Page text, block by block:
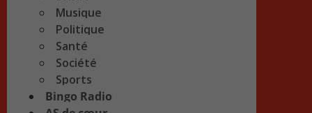
Musique
Politique
Santé
Société
Sports
Bingo Radio